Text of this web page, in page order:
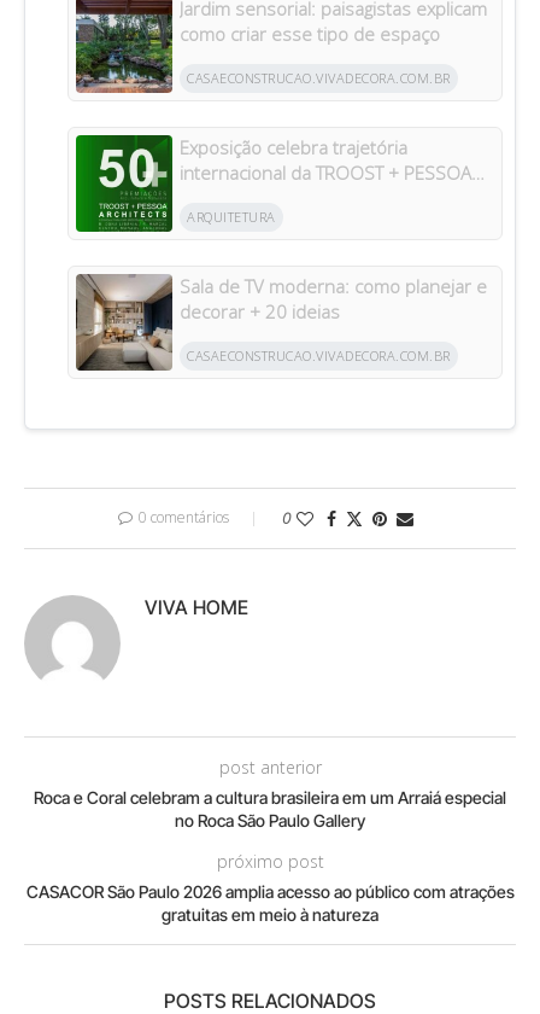
Jardim sensorial: paisagistas explicam
como criar esse tipo de espaço
CASAECONSTRUCAO.VIVADECORA.COM.BR
Exposição celebra trajetória
internacional da TROOST + PESSOA
ARQUITETURA
Sala de TV moderna: como planejar e
decorar + 20 ideias
CASAECONSTRUCAO.VIVADECORA.COM.BR
0 comentários 0
VIVA HOME
post anterior
Roca e Coral celebram a cultura brasileira em um Arraiá especial
no Roca São Paulo Gallery
próximo post
CASACOR São Paulo 2026 amplia acesso ao público com atrações
gratuitas em meio à natureza
POSTS RELACIONADOS